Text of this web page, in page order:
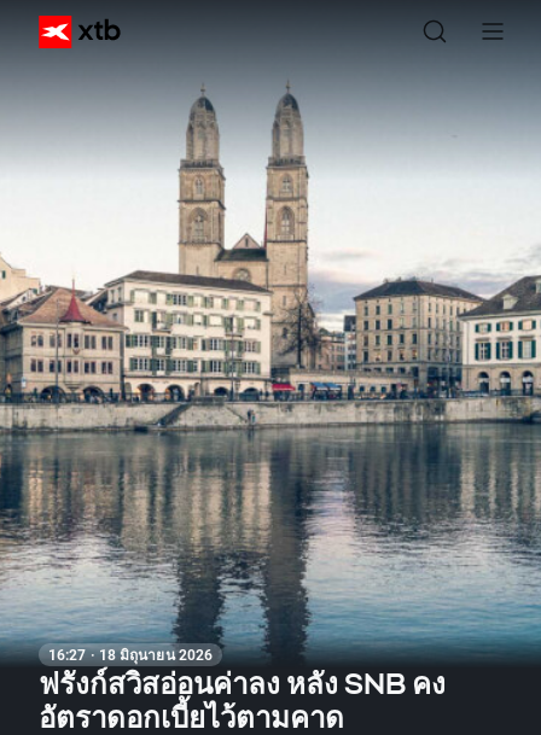
16:27 · 18 มิถุนายน 2026
ฟรังก์สวิสอ่อนค่าลง หลัง SNB คง
อัตราดอกเบี้ยไว้ตามคาด